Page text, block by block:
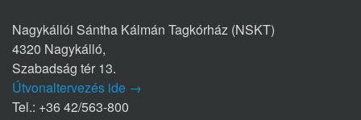
Nagykállói Sántha Kálmán Tagkórház (NSKT)
4320 Nagykálló,
Szabadság tér 13.
Útvonaltervezés ide →
Tel.: +36 42/563-800